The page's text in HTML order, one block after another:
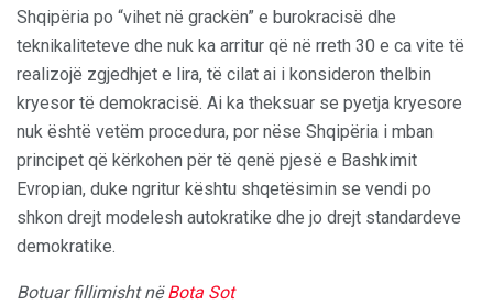
Shqipëria po “vihet në grackën” e burokracisë dhe
teknikaliteteve dhe nuk ka arritur që në rreth 30 e ca vite të
realizojë zgjedhjet e lira, të cilat ai i konsideron thelbin
kryesor të demokracisë. Ai ka theksuar se pyetja kryesore
nuk është vetëm procedura, por nëse Shqipëria i mban
principet që kërkohen për të qenë pjesë e Bashkimit
Evropian, duke ngritur kështu shqetësimin se vendi po
shkon drejt modelesh autokratike dhe jo drejt standardeve
demokratike.
Botuar fillimisht nëBota Sot